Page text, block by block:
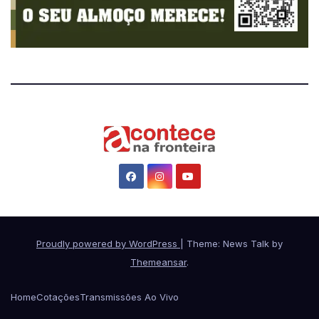
Proudly powered by WordPress
Theme: News Talk by
Themeansar.
HomeCotaçõesTransmissões Ao Vivo